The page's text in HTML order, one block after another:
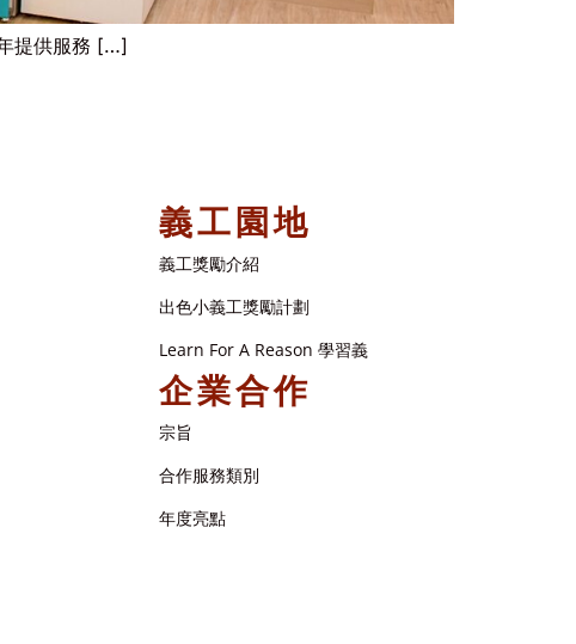
提供服務 […]
義工園地
義工獎勵介紹
出色小義工獎勵計劃
Learn For A Reason 學習義
企業合作
宗旨
合作服務類別
年度亮點